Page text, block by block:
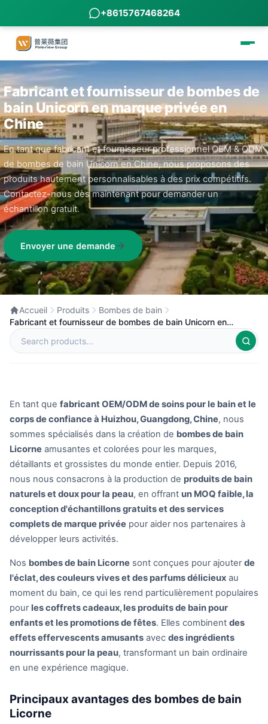
+8615767468264
Fabricant et fournisseur de bombes de
bain Unicorn en marque privée en
Chine
En tant que fabricant et fournisseur professionnel OEM & ODM
de bombes de bain Unicorn en Chine, nous proposons des
produits hautement personnalisables à des prix compétitifs.
Contactez-nous dès maintenant pour demander un
échantillon gratuit.
Envoyer une demande
Accueil Produits
Bombes de bain
Fabricant et fournisseur de bombes de bain Unicorn en
marque privée en Chine
En tant que fabricant OEM/ODM de soins pour le bain et le
corps de confiance à Huizhou, Guangdong, Chine, nous
sommes spécialisés dans la création de bombes de bain
Licorne amusantes et colorées pour les marques,
détaillants et grossistes du monde entier. Depuis 2016,
nous nous consacrons à la production de produits de bain
naturels et doux pour la peau, en offrant un MOQ faible, la
conception d'échantillons gratuits et des services
complets de marque privée pour aider nos partenaires à
développer leurs activités.
Nos bombes de bain Licorne sont conçues pour ajouterde
l'éclat, des couleurs vives et des parfums délicieux au
moment du bain, ce qui les rend particulièrement populaires
pour les coffrets cadeaux, les produits de bain pour
enfants et les promotions de fêtes. Elles combinent des
effets effervescents amusants avec des ingrédients
nourrissants pour la peau, transformant un bain ordinaire
en une expérience magique.
Principaux avantages des bombes de bain
Licorne